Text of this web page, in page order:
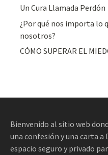
Un Cura Llamada Perdón
¿Por qué nos importa lo
nosotros?
CÓMO SUPERAR EL
Bienvenido al sitio web
una confesión y una carta a
espacio seguro y privado